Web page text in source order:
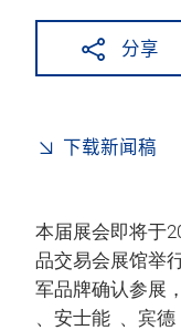
分享
下载新闻稿
本届展会即将于
品交易会展馆举
军品牌确认参展
、安士能 、宾德